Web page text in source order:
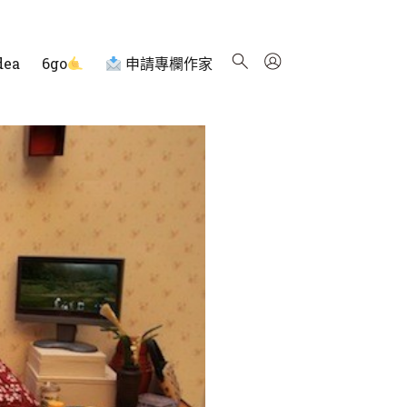
6go 申請專欄作家